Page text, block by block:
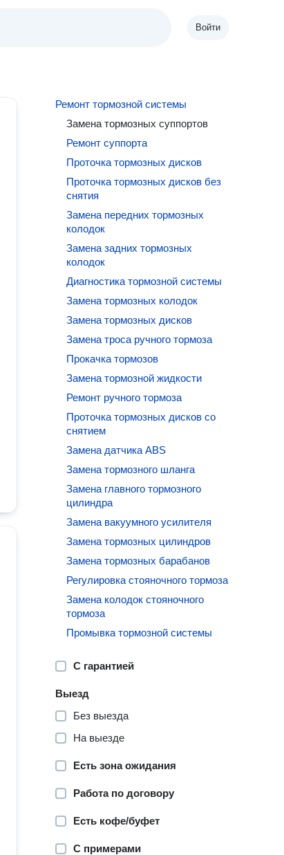
Войти
Ремонт тормозной системы
Замена тормозных суппортов
Ремонт суппорта
Проточка тормозных дисков
Проточка тормозных дисков без
снятия
Замена передних тормозных
колодок
Замена задних тормозных
колодок
Диагностика тормозной системы
Замена тормозных колодок
Замена тормозных дисков
Замена троса ручного тормоза
Прокачка тормозов
Замена тормозной жидкости
Ремонт ручного тормоза
Проточка тормозных дисков со
снятием
Замена датчика ABS
Замена тормозного шланга
Замена главного тормозного
цилиндра
Замена вакуумного усилителя
Замена тормозных цилиндров
Замена тормозных барабанов
Регулировка стояночного тормоза
Замена колодок стояночного
тормоза
Промывка тормозной системы
С гарантией
Выезд
Без выезда
На выезде
Есть зона ожидания
Работа по договору
Есть кофе/буфет
С примерами